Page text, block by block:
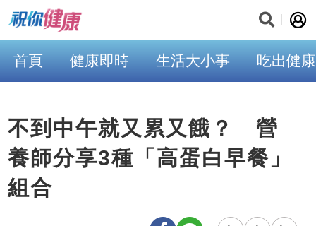
首頁 健康即時 生活大小事 吃出健康
不到中午就又累又餓？ 營
養師分享3種「高蛋白早餐」
組合